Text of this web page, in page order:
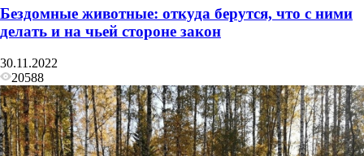
Бездомные животные: откуда берутся, что с ними
делать и на чьей стороне закон
30.11.2022
20588